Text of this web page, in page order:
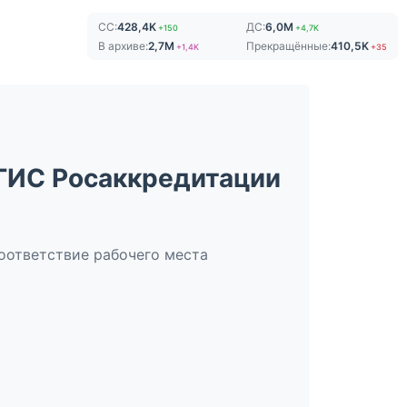
СС:428,4K+150 ДС:6,0M +4,7K
В архиве:2,7M +1,4K Прекращённые:410,5K +35
Росаккредитации
рабочего места